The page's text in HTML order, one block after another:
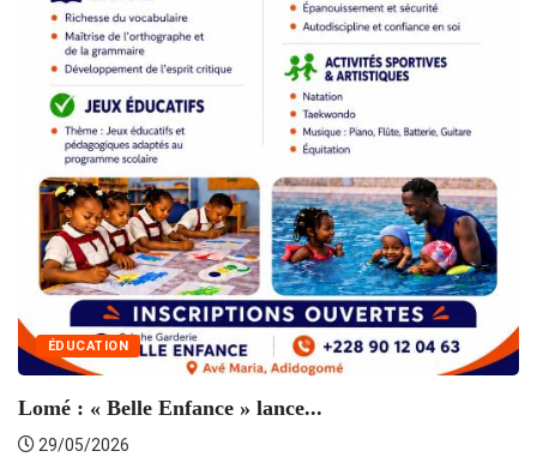
ÉDUCATION
Lomé : « Belle Enfance » lance...
29/05/2026